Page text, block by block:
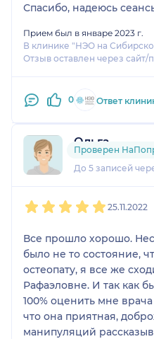
Спасибо, надеюсь
Прием был в январе 2023 г.
В клинике "НЭО на
Отзыв оставлен через
0 Ответ
Ольга
1 отзыв
До 5 записей
Проверен
25.11.2022
Все прошло хорошо.
было не то состояние,
остеопату, я все же
Рафаэловне. И так как
100% оценить мне
что она приятная,
манипуляций